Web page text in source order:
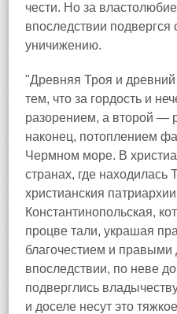
чести. Но за
впоследствии
уничижению.
"Древняя Троя и древний
тем, что за гордость и
разорением, а второй —
наконец, потоплением
Чермном море. В
странах, где
христианския
Константинопольская,
процве тали, украшая
благочестием и правыми
впоследствии, по неве
подверглись
и доселе несут это